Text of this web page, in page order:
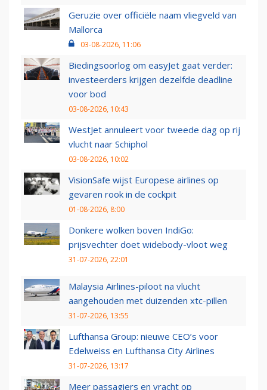
Geruzie over officiële naam vliegveld van
Mallorca
03-08-2026, 11:06
Biedingsoorlog om easyJet gaat verder:
investeerders krijgen dezelfde deadline
voor bod
03-08-2026, 10:43
WestJet annuleert voor tweede dag op rij
vlucht naar Schiphol
03-08-2026, 10:02
VisionSafe wijst Europese airlines op
gevaren rook in de cockpit
01-08-2026, 8:00
Donkere wolken boven IndiGo:
prijsvechter doet widebody-vloot weg
31-07-2026, 22:01
Malaysia Airlines-piloot na vlucht
aangehouden met duizenden xtc-pillen
31-07-2026, 13:55
Lufthansa Group: nieuwe CEO’s voor
Edelweiss en Lufthansa City Airlines
31-07-2026, 13:17
Meer passagiers en vracht op